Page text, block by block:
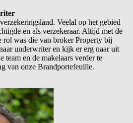
Veelal op het gebied
en als verzekeraar. Altijd met de
rol was die van broker Property bij
underwriter en kijk er erg naar uit
team en de makelaars verder te
van onze Brandportefeuille.